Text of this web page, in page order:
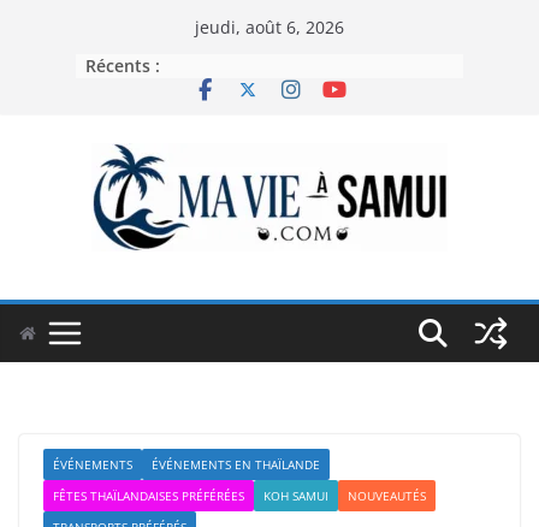
jeudi, août 6, 2026
Récents :
ÉVÉNEMENTS
ÉVÉNEMENTS EN THAÏLANDE
FÊTES THAÏLANDAISES PRÉFÉRÉES
KOH SAMUI
NOUVEAUTÉS